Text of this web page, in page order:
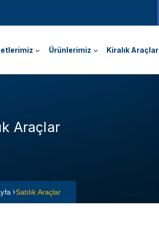
Ürünlerimiz Kiralık Araçlar
Araçlar
Satılık Araçlar